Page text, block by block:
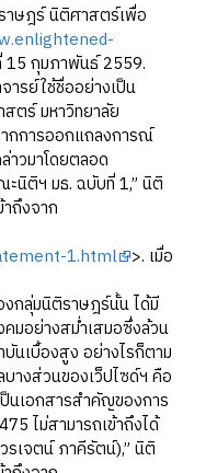
าษฎร์ นิติศาสตร์เพื่อ
15 กุมภาพันธ์ 2559.
ารย์ใช้ชื่ออย่างเป็น
ตร์ มหาวิทยาลัย
กการออกแถลงการณ์
าวมาโดยตลอด
นิติฯ มธ. ฉบับที่ 1,” นิติ
ถึงจาก
1.html >. เมื่อ
งกลุ่มนิติราษฎร์นั้น ได้มี
มอย่างสม่ำเสมอซึ่งล้วน
นเบื้องสูง อย่างไรก็ตาม
างส่วนของเว็ปไซด์ฯ คือ
นเอกสารสำคัญของการ
ไม่สามารถเข้าถึงได้
เจตน์ ภาคีรัตน์),” นิติ